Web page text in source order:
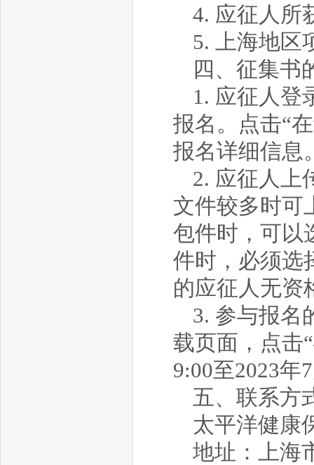
4. 应征人所
5. 上海地区
四、征集书
1. 应征人登
报名。点击“
报名详细信息
2. 应征人上
文件较多时可
包件时，可以
件时，必须选
的应征人无资
3. 参与报名
载页面，点击
9:00至2023年
五、联系方
太平洋健康
地址：上海